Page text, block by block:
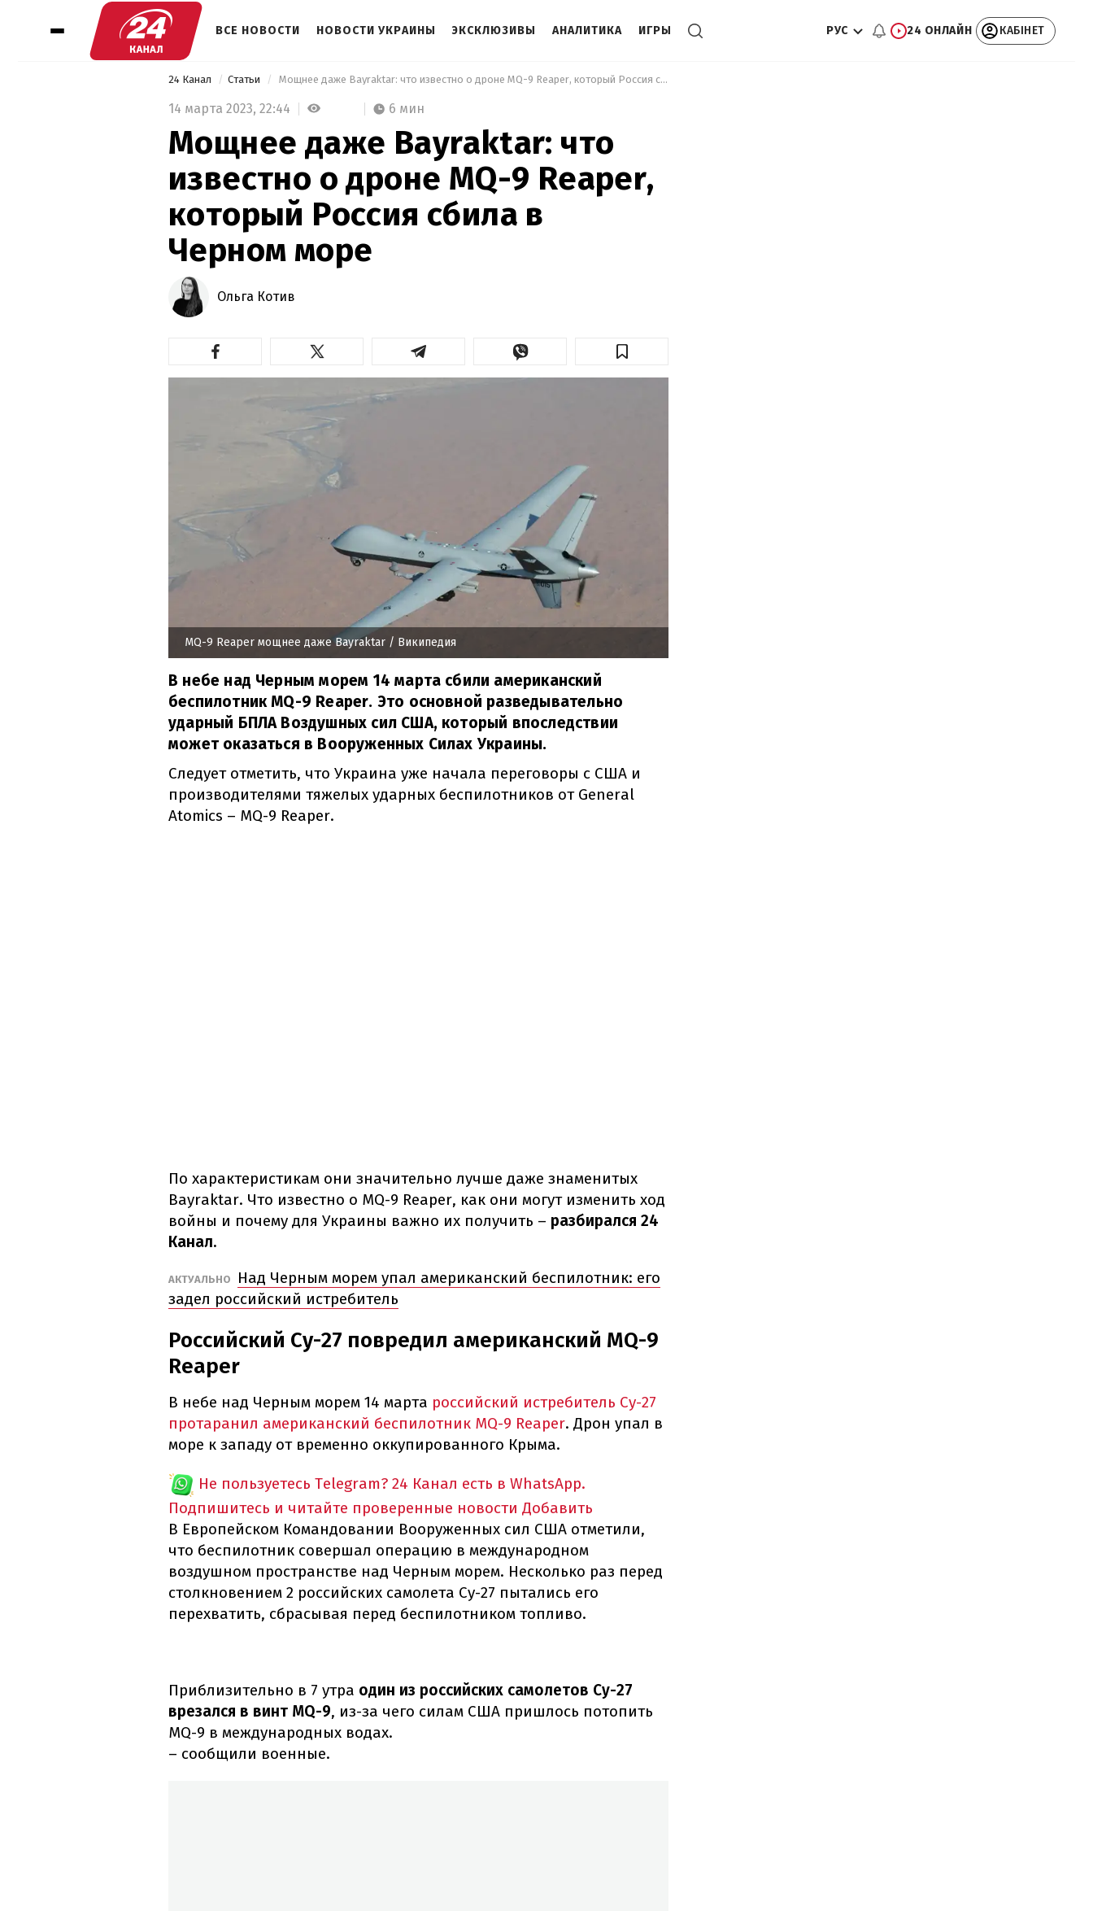
ВСЕ НОВОСТИ НОВОСТИ УКРАИНЫ ЭКСКЛЮЗИВЫ АНАЛИТИКА ИГРЫ РУС 24 ОНЛАЙН КАБІНЕТ
24 Канал Статьи Мощнее даже Bayraktar: что известно о дроне MQ-9 Reaper, который Россия сбила в Черном море
14 марта 2023, 22:44 6 мин
Мощнее даже Bayraktar: что
известно о дроне MQ-9 Reaper,
который Россия сбила в
Черном море
Ольга Котив
MQ-9 Reaper мощнее даже Bayraktar / Википедия
В небе над Черным морем 14 марта сбили американский
беспилотник MQ-9 Reaper. Это основной разведывательно
ударный БПЛА Воздушных сил США, который впоследствии
может оказаться в Вооруженных Силах Украины.
Следует отметить, что Украина уже начала переговоры с США и
производителями тяжелых ударных беспилотников от General
Atomics – MQ-9 Reaper.
По характеристикам они значительно лучше даже знаменитых
Bayraktar. Что известно о MQ-9 Reaper, как они могут изменить ход
войны и почему для Украины важно их получить – разбирался 24
Канал.
АКТУАЛЬНО
Над Черным морем упал американский беспилотник: его
задел российский истребитель
Российский Су-27 повредил американский MQ-9
Reaper
В небе над Черным морем 14 марта российский истребитель Су-27
протаранил американский беспилотник MQ-9 Reaper. Дрон упал в
море к западу от временно оккупированного Крыма.
Не пользуетесь Telegram? 24 Канал есть в WhatsApp.
Подпишитесь и читайте проверенные новости Добавить
В Европейском Командовании Вооруженных сил США отметили,
что беспилотник совершал операцию в международном
воздушном пространстве над Черным морем. Несколько раз перед
столкновением 2 российских самолета Су-27 пытались его
перехватить, сбрасывая перед беспилотником топливо.
Приблизительно в 7 утра один из российских самолетов Су-27
врезался в винт MQ-9, из-за чего силам США пришлось потопить
MQ-9 в международных водах.
– сообщили военные.